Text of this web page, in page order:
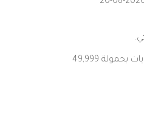
- بناء 10 ناقلات كيماويات بحمولة 49,999